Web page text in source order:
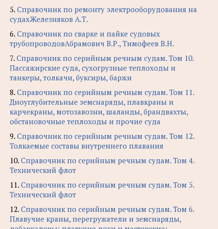
5. Справочник по ремонту электрооборудования на
судахЖелезняков А.Т.
6. Справочник по сварке и пайке судовых
трубопроводовАбрамович В.Р., Тимофеев В.Н.
7. Справочник по серийным речным судам. Том 10.
Пассажирские суда, сухогрузные теплоходы и
танкеры, толкачи, буксиры, баржи
8. Справочник по серийным речным судам. Том 11.
Дноуглубительные земснаряды, плавкраны и
карчекраны, мотозавозни, шаланды, брандвахты,
обстановочные теплоходы и прочие суда
9. Справочник по серийным речным судам. Том 12.
Толкаемые составы внутреннего плавания
10. Справочник по серийным речным судам. Том 4.
Технический флот
11. Справочник по серийным речным судам. Том 5.
Технический флот
12. Справочник по серийным речным судам. Том 6.
Плавучие краны, перегружатели и земснаряды,